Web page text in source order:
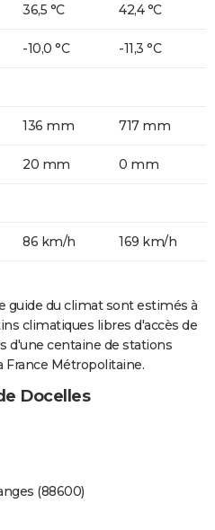
36,5 °C 42,4 °C
-10,0 °C -11,3 °C
136 mm 717 mm
20 mm 0 mm
86 km/h 169 km/h
guide du climat sont estimés à
climatiques libres d'accès de
d'une centaine de stations
Métropolitaine.
Docelles
(88600)